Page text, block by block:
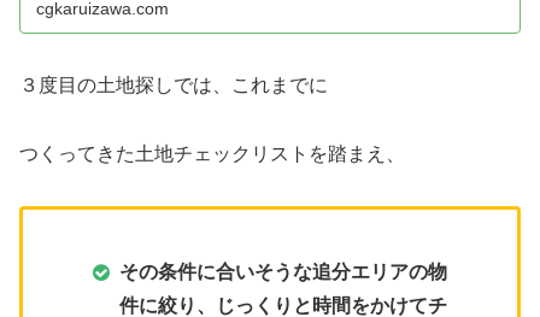
cgkaruizawa.com
３度目の土地探しでは、これまでに
つくってきた土地チェックリストを踏まえ、
その条件に合いそうな追分エリアの物
件に絞り、じっくりと時間をかけてチ